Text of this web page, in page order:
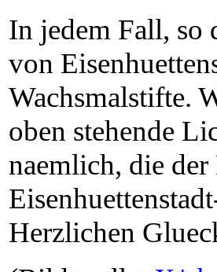
In jedem Fall, so
von
Wachsmalstifte.
oben stehende
naemlich, die
Herzlichen